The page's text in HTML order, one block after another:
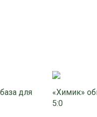
для
«Химик»
5:0